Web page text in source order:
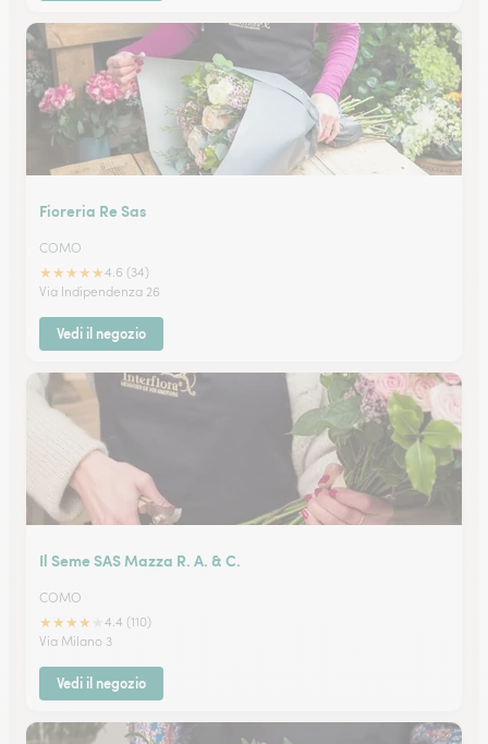
Fioreria Re Sas
COMO
★★★★★4.6 (34)
Via Indipendenza 26
Vedi il negozio
Il Seme SAS Mazza R. A. & C.
COMO
★★★★
4.4 (110)
Via Milano 3
Vedi il negozio